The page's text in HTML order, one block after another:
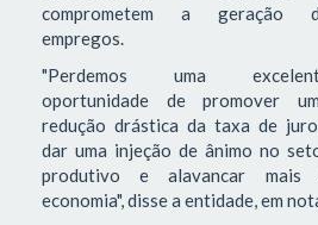
comprometem a geração
empregos.
"Perdemos uma
oportunidade de promover
redução drástica da taxa de
dar uma injeção de ânimo no
produtivo e alavancar mais
economia", disse a entidade, em